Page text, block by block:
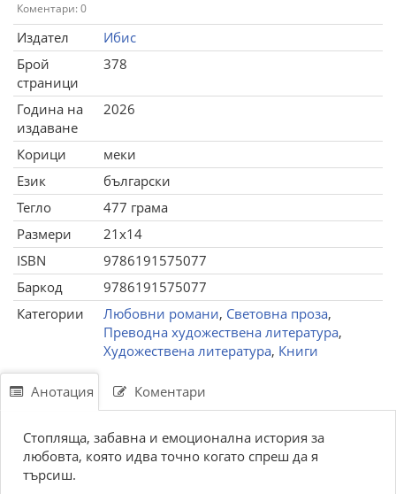
Коментари: 0
Издател
Ибис
Брой
страници
378
Година на
издаване
2026
Корици
меки
Език
български
Тегло
477 грама
Размери
21x14
ISBN
9786191575077
Баркод
9786191575077
Категории
Любовни романи, Световна проза,
Преводна художествена литература,
Художествена литература, Книги
Анотация Коментари
Стопляща, забавна и емоционална история за
любовта, която идва точно когато спреш да я
търсиш.